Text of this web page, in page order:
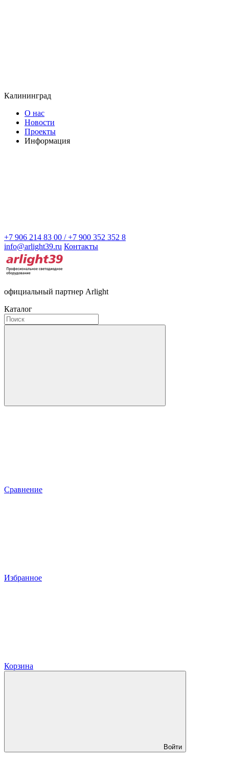
Калининград
О нас
Новости
Проекты
Информация
+7 906 214 83 00 / +7 900 352 352 8
info@arlight39.ru Контакты
официальный партнер Arlight
Каталог
Сравнение
Избранное
Корзина
Войти